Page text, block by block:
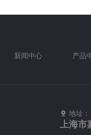
新闻中心 产品
地址：
上海市